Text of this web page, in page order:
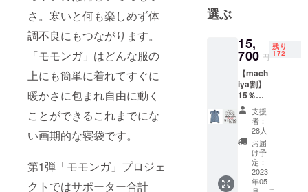
さ。寒いと何も楽しめず体
調不良にもつながります。
「モモンガ」はどんな服の
上にも簡単に着れてすぐに
暖かさに包まれ自由に動く
ことができるこれまでにな
い画期的な寝袋です。
第1弾「モモンガ」プロジェ
クトではサポーター合計
イテムや、
するものを
提案してい
選ぶ
15,
700 円
残り
172
【mach
iya割】
15％オ
フ モ
モン
ガ・グ
レー１
枚 「一
般販売
価格
18,480
支援
者：
28人
お届
け予
定：
2023
年05